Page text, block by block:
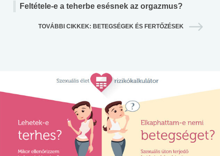
Feltétele-e a teherbe esésnek az orgazmus?
TOVÁBBI CIKKEK: BETEGSÉGEK ÉS FERTŐZÉSEK